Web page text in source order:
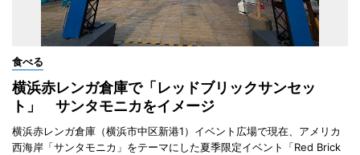
食べる
横浜赤レンガ倉庫で「レッドブリックサンセッ
ト」 サンタモニカをイメージ
横浜赤レンガ倉庫（横浜市中区新港1）イベント広場で現在、アメリカ
西海岸「サンタモニカ」をテーマにした夏季限定イベント「Red Brick